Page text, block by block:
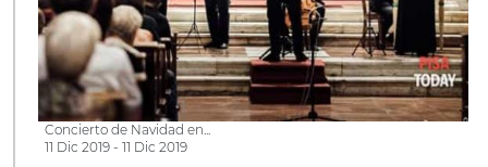
Concierto de Navidad en...
11 Dic 2019 - 11 Dic 2019